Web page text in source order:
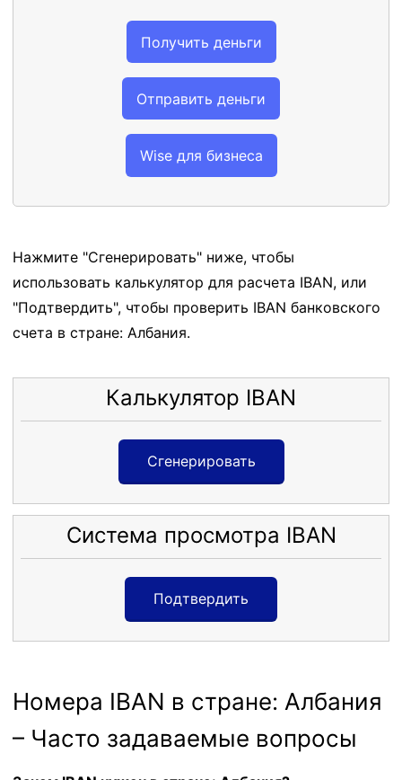
Получить деньги
Отправить деньги
Wise для бизнеса
Нажмите "Сгенерировать" ниже, чтобы
использовать калькулятор для расчета IBAN, или
"Подтвердить", чтобы проверить IBAN банковского
счета в стране: Албания.
Калькулятор IBAN
Сгенерировать
Система просмотра IBAN
Подтвердить
Номера IBAN в стране: Албания
– Часто задаваемые вопросы